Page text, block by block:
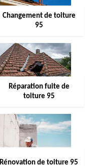
Changement de toiture
95
Réparation fuite de
toiture 95
Rénovation de toiture 95